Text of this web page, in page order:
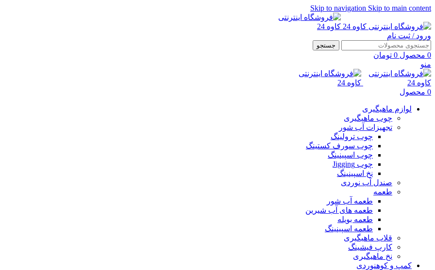
Skip to navigation Skip to main content
ورود / ثبت نام
جستجو
0 محصول 0 تومان
منو
0 محصول
لوازم ماهیگیری
چوب ماهیگیری
تجهیزات آب شور
چوب ترولینگ
چوب سورف کستینگ
چوب اسپینینگ
چوب Jigging
نخ اسپینینگ
صندل آب نوردی
طعمه
طعمه آب شور
طعمه های آب شیرین
طعمه بویله
طعمه اسپینینگ
قلاب ماهیگیری
کارپ فیشینگ
نخ ماهیگیری
کمپ و کوهنوردی